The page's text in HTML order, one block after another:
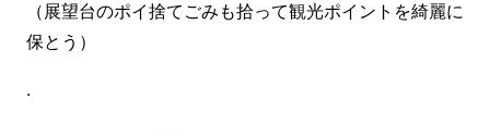
（展望台のポイ捨てごみも拾って観光ポイントを綺麗に
保とう）
.